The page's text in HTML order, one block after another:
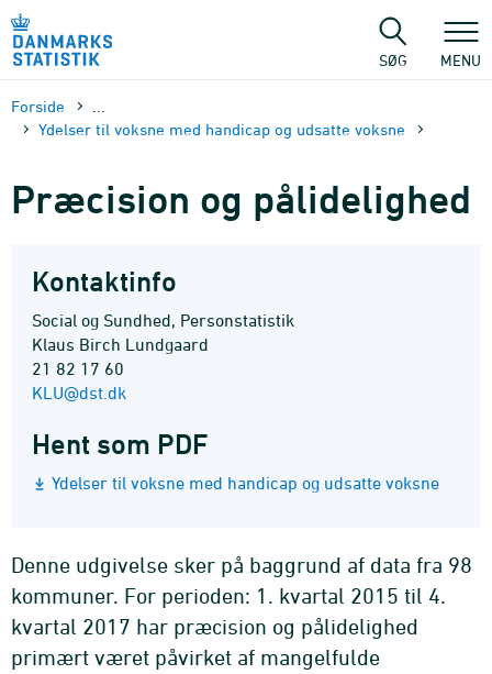
sidens
SØG MENU
Forside
Ydelser til voksne med handicap og udsatte voksne
Præcision og pålidelighed
Kontaktinfo
Social og Sundhed, Personstatistik
Klaus Birch Lundgaard
21 82 17 60
KLU@dst.dk
Hent som PDF
Ydelser til voksne med handicap og udsatte voksne
Denne udgivelse sker på baggrund af data fra 98
kommuner. For perioden: 1. kvartal 2015 til 4.
kvartal 2017 har præcision og pålidelighed
primært været påvirket af mangelfulde